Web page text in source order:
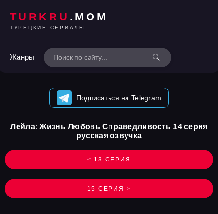
TURKRU .MOM
ТУРЕЦКИЕ СЕРИАЛЫ
Жанры
Подписаться на Telegram
< 13 СЕРИЯ
Лейла: Жизнь Любовь Справедливость 14 серия
русская озвучка
15 СЕРИЯ >